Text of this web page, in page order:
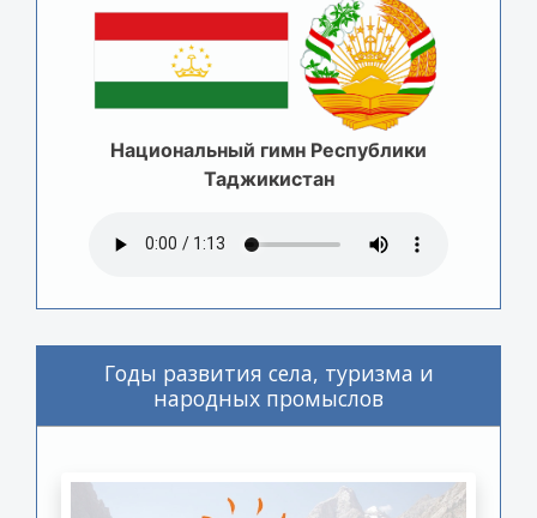
Национальный гимн Республики
Таджикистан
Годы развития села, туризма и
народных промыслов